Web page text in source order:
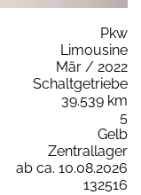
Pkw
Limousine
Mär / 2022
Schaltgetriebe
39.539 km
5
Gelb
Zentrallager
ab ca. 10.08.2026
132516